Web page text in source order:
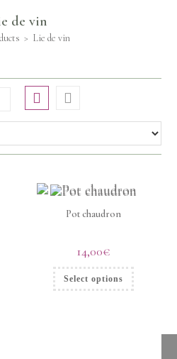
de vin
> Lie de vin
Pot chaudron
14,00€
Select options